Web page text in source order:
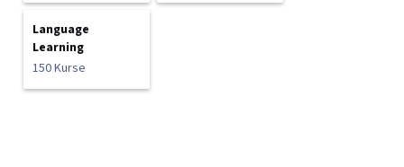
Language
Learning
150 Kurse